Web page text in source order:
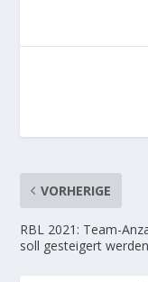
VORHERIGE
RBL 2021: Team-
soll gesteigert werden